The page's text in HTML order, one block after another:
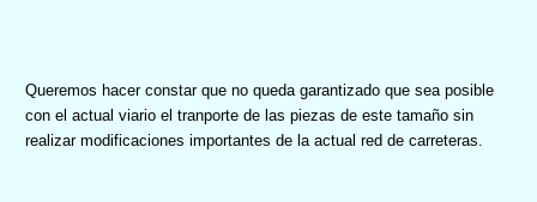
Queremos hacer constar que no queda garantizado que sea posible
con el actual viario el tranporte de las piezas de este tamaño sin
realizar modificaciones importantes de la actual red de carreteras.